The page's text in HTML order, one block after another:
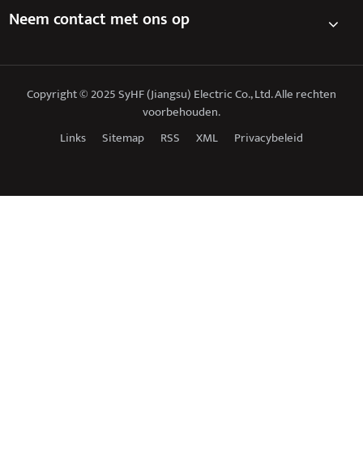
Neem contact met ons op
Copyright © 2025 SyHF (Jiangsu) Electric Co., Ltd. Alle rechten
voorbehouden.
Links
Sitemap RSS XML Privacybeleid